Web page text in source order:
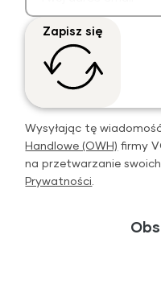
Zapisz się
Wysyłając tę
Handlowe (OWH) firmy
na przetwarzanie
Prywatności